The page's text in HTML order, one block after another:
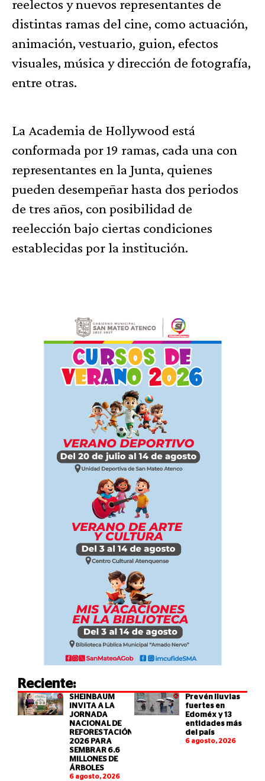
reelectos y nuevos representantes de
distintas ramas del cine, como actuación,
animación, vestuario, guion, efectos
visuales, música y dirección de fotografía,
entre otras.
La Academia de Hollywood está
conformada por 19 ramas, cada una con
representantes en la Junta, quienes
pueden desempeñar hasta dos periodos
de tres años, con posibilidad de
reelección bajo ciertas condiciones
establecidas por la institución.
Reciente:
SHEINBAUM
INVITA A LA
JORNADA
NACIONAL DE
REFORESTACIÓN
2026 PARA
SEMBRAR 6.6
MILLONES DE
ÁRBOLES
6 agosto, 2026
Prevén lluvias
fuertes en
Edoméx y 13
entidades más
del país
6 agosto, 2026